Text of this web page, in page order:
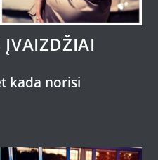
ĮVAIZDŽIAI
kada norisi